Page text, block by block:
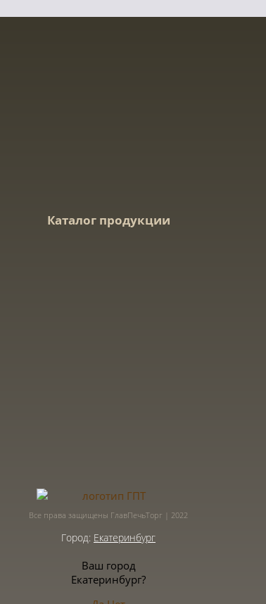
Каталог продукции
Все права защищены ГлавПечьТорг | 2022
Город: Екатеринбург
Ваш город
Екатеринбург?